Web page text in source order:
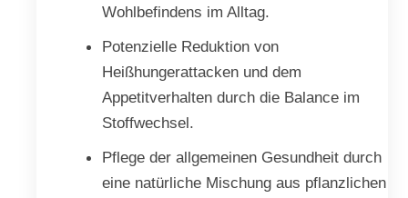
Wohlbefindens im Alltag.
Potenzielle Reduktion von
Heißhungerattacken und dem
Appetitverhalten durch die Balance im
Stoffwechsel.
Pflege der allgemeinen Gesundheit durch
eine natürliche Mischung aus pflanzlichen